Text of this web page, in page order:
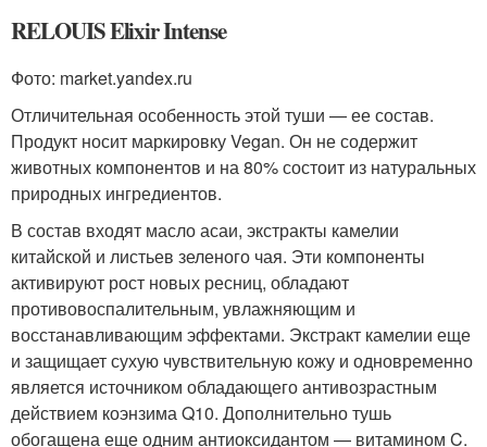
RELOUIS Elixir Intense
Фото: market.yandex.ru
Отличительная особенность этой туши — ее состав.
Продукт носит маркировку Vegan. Он не содержит
животных компонентов и на 80% состоит из натуральных
природных ингредиентов.
В состав входят масло асаи, экстракты камелии
китайской и листьев зеленого чая. Эти компоненты
активируют рост новых ресниц, обладают
противовоспалительным, увлажняющим и
восстанавливающим эффектами. Экстракт камелии еще
и защищает сухую чувствительную кожу и одновременно
является источником обладающего антивозрастным
действием коэнзима Q10. Дополнительно тушь
обогащена еще одним антиоксидантом — витамином C.